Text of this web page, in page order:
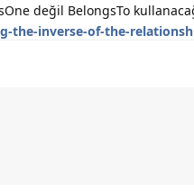
değil BelongsTo
the-inverse-of-the-